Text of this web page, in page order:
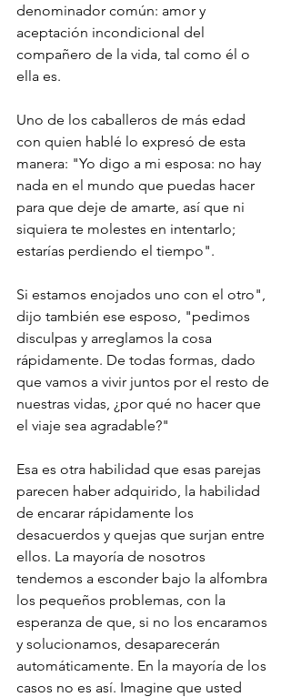
denominador común: amor y
aceptación incondicional del
compañero de la vida, tal como él o
ella es.
Uno de los caballeros de más edad
con quien hablé lo expresó de esta
manera: "Yo digo a mi esposa: no hay
nada en el mundo que puedas hacer
para que deje de amarte, así que ni
siquiera te molestes en intentarlo;
estarías perdiendo el tiempo".
Si estamos enojados uno con el otro",
dijo también ese esposo, "pedimos
disculpas y arreglamos la cosa
rápidamente. De todas formas, dado
que vamos a vivir juntos por el resto de
nuestras vidas, ¿por qué no hacer que
el viaje sea agradable?"
Esa es otra habilidad que esas parejas
parecen haber adquirido, la habilidad
de encarar rápidamente los
desacuerdos y quejas que surjan entre
ellos. La mayoría de nosotros
tendemos a esconder bajo la alfombra
los pequeños problemas, con la
esperanza de que, si no los encaramos
y solucionamos, desaparecerán
automáticamente. En la mayoría de los
casos no es así. Imagine que usted